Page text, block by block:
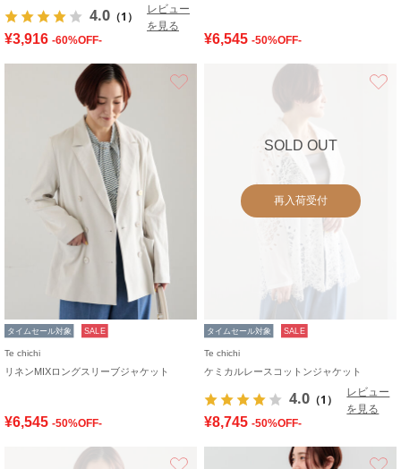
4.0 （1）
レビュー
を見る
¥3,916 -60%OFF- ¥6,545 -50%OFF-
タイムセール対象 SALE
Te chichi
リネンMIXロングスリーブジャケット
¥6,545 -50%OFF-
SOLD OUT
再入荷受付
タイムセール対象 SALE
Te chichi
ケミカルレースコットンジャケット
4.0 （1）
レビュー
を見る
¥8,745 -50%OFF-